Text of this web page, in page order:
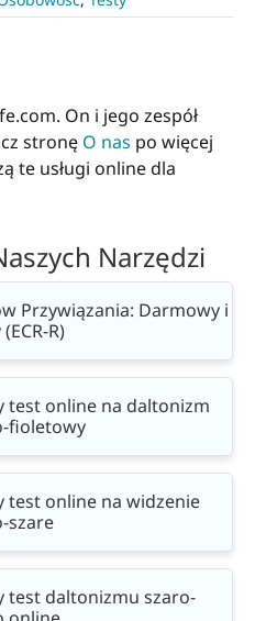
On i jego zespół
stronę O nas po więcej
te usługi online dla
Narzędzi
Przywiązania: Darmowy i
R)
test online na daltonizm
fioletowy
test online na widzenie
szare
test daltonizmu szaro-